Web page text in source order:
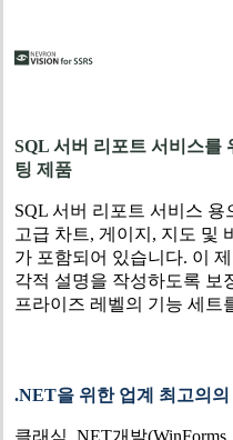
SQL서버 리포트 서비스를
팅 제품
SQL 서버 리포트 서비스 용
고급 차트, 게이지, 지도 및
가 포함되어 있습니다. 이
각적 설명을 작성하도록 보
프라이즈 레벨의 기능 세트
.NET을 위한 업계 최고의
클래식 .NET개발